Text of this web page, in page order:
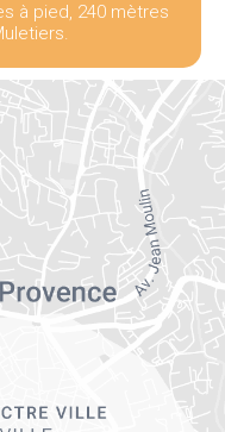
à pied, 240 mètres